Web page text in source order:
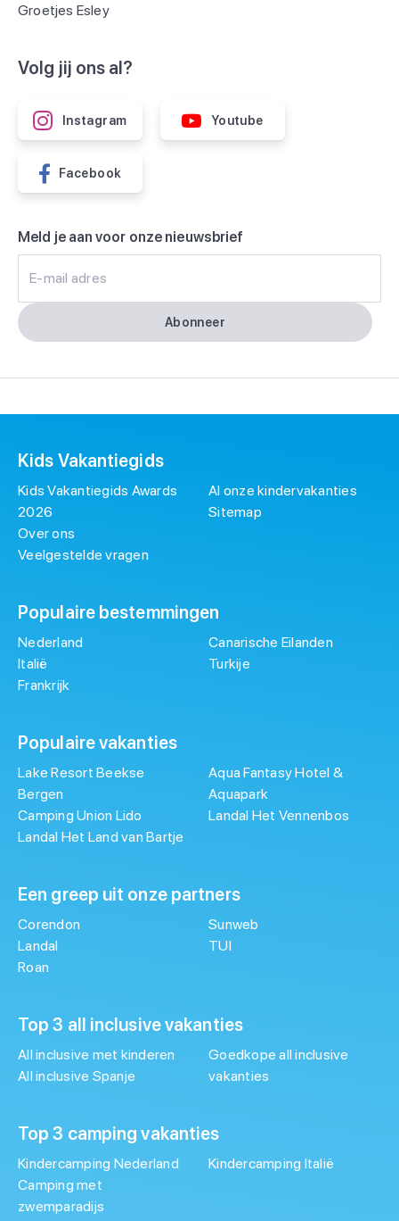
Groetjes Esley
Volg jij ons al?
Instagram Youtube
Facebook
Meld je aan voor onze nieuwsbrief
E-mail adres
Abonneer
Kids Vakantiegids
Kids Vakantiegids Awards
2026
Over ons
Veelgestelde vragen
Al onze kindervakanties
Sitemap
Populaire bestemmingen
Nederland
Italië
Frankrijk
Canarische Eilanden
Turkije
Populaire vakanties
Lake Resort Beekse
Bergen
Camping Union Lido
Landal Het Land van Bartje
Aqua Fantasy Hotel &
Aquapark
Landal Het Vennenbos
Een greep uit onze partners
Corendon
Landal
Roan
Sunweb
TUI
Top 3 all inclusive vakanties
All inclusive met kinderen
All inclusive Spanje
Goedkope all inclusive
vakanties
Top 3 camping vakanties
Kindercamping Nederland
Camping met
zwemparadijs
Kindercamping Italië